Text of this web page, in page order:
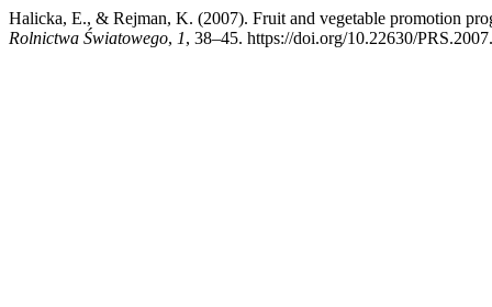
Halicka, E., & Rejman, K. (2007). Fruit and vegetable promotion
Rolnictwa Światowego, 1, 38–45. https://doi.org/10.22630/